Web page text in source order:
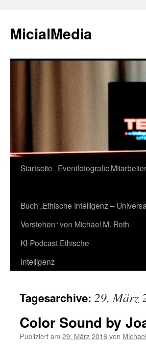
MicialMedia
Zum
springen
Startseite Eventfotografie
Buch „Ethische Intelligenz –
Verstehen“ von Michael M. Roth
KI-Podcast Ethische
Intelligenz
Tagesarchive: 29. März
Color Sound by
Publiziert am 29. März 2016von